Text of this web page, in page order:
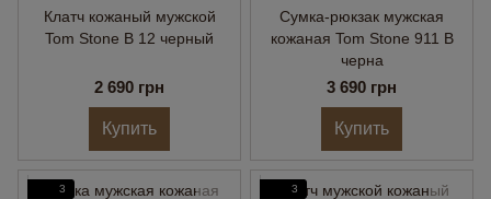
Клатч кожаный мужской
Tom Stone B 12 черный
2 690 грн
Купить
Сумка-рюкзак мужская
кожаная Tom Stone 911 B
черна
3 690 грн
Купить
3 3